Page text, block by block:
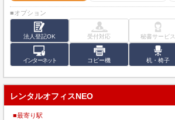
■オプション
法人登記OK 受付対応 秘書サービス
インターネット コピー機 机・椅子
レンタルオフィスNEO
■最寄り駅